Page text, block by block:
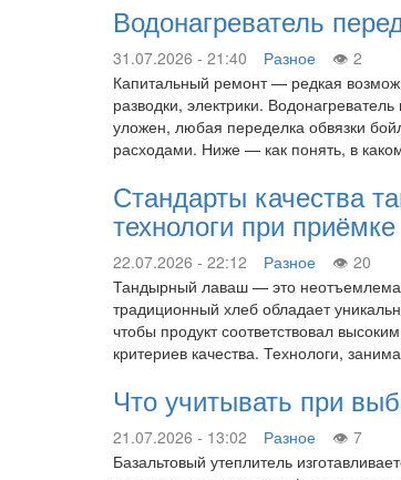
Водонагреватель
31.07.2026 - 21:40 Разное
2
Капитальный ремонт — редкая
разводки, электрики.
уложен, любая переделка обвязки
расходами. Ниже — как понять, в
Стандарты качества
технологи при приёмке
22.07.2026 - 22:12 Разное
20
Тандырный лаваш — это
традиционный хлеб обладает
чтобы продукт соответствовал
критериев качества. Технологи,
Что учитывать при
21.07.2026 - 13:02 Разное
7
Базальтовый утеплитель